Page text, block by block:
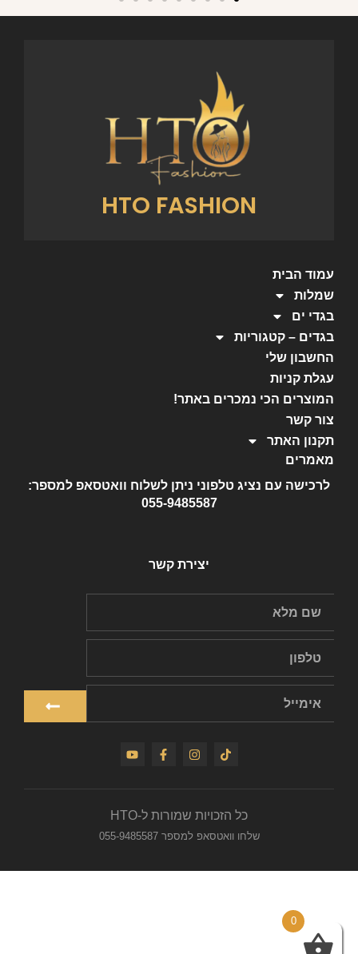
HTO FASHION
עמוד הבית
שמלות
בגדי ים
בגדים – קטגוריות
החשבון שלי
עגלת קניות
המוצרים הכי נמכרים באתר!
צור קשר
תקנון האתר
מאמרים
לרכישה עם נציג טלפוני ניתן לשלוח וואטסאפ למספר:
055-9485587
יצירת קשר
כל הזכויות שמורות ל-HTO
שלחו וואטסאפ למספר 055-9485587
0